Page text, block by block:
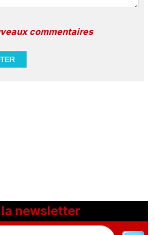
commentaires
newsletter